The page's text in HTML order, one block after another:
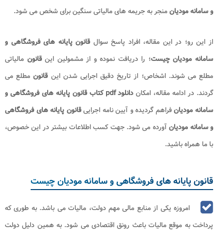
و سامانه مودیانمنجر به جریمه های مالیاتی سنگین برای شخص می شود.
از این رو؛ در این مقاله، افراد پاسخ سوال قانون پایانه های فروشگاهی و
سامانه مودیان چیست؛ را دریافت نموده و از مشمولین اینقانون مالیاتی
مطلع می شوند. اشخاص؛ از تاریخ دقیق اجرایی شدن اینقانون مطلع می
گردند. در ادامه مقاله، امکان
دانلود pdf کتاب قانون پایانه های فروشگاهی و
سامانه مودیانفراهم گردیده و آیین نامه اجراییقانون پایانه های فروشگاهی
و سامانه مودیانآورده می شود. جهت کسب اطلاعات بیشتر در این خصوص،
با ما همراه باشید.
قانون پایانه های فروشگاهی و سامانه مودیان چیست
امروزه یکی از منابع مالی مهم دولت، مالیات می باشد. به طوری که
پرداخت به موقع مالیات باعث رونق اقتصادی می شود. به همین دلیل دولت